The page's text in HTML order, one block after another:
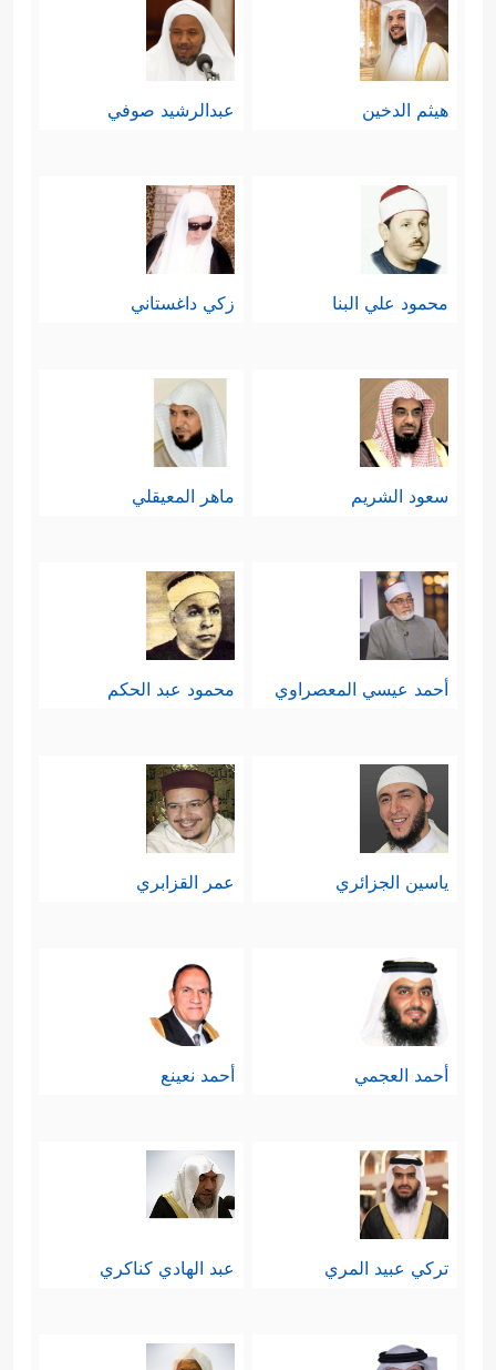
هيثم الدخين عبدالرشيد صوفي
محمود علي البنا زكي داغستاني
سعود الشريم ماهر المعيقلي
أحمد عيسي المعصراوي محمود عبد الحكم
ياسين الجزائري عمر القزابري
أحمد العجمي أحمد نعينع
تركي عبيد المري عبد الهادي كناكري